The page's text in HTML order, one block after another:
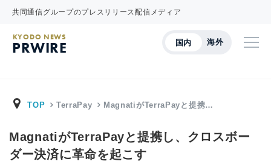
共同通信グループのプレスリリース配信メディア
国内 海外
KYODO NEWS
PRWIRE
TOP TerraPay MagnatiがTerraPayと提携…
MagnatiがTerraPayと提携し、クロスボー
ダー決済に革命を起こす